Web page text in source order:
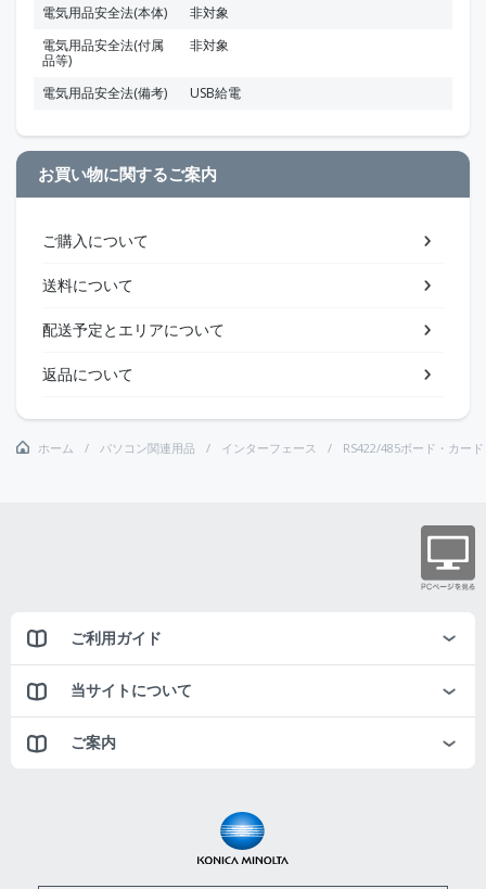
電気用品安全法(本体)
非対象
電気用品安全法(付属
品等)
非対象
電気用品安全法(備考) USB給電
お買い物に関するご案内
ご購入について
送料について
配送予定とエリアについて
返品について
ホーム パソコン関連用品 インターフェース RS422/485ボード・カード
ご利用ガイド
当サイトについて
ご案内